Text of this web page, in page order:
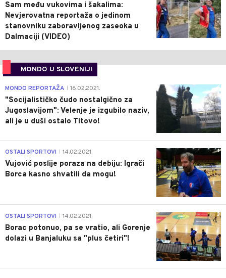
Sam među vukovima i šakalima:
Nevjerovatna reportaža o jedinom
stanovniku zaboravljenog zaseoka u
Dalmaciji (VIDEO)
MONDO U SLOVENIJI
4
MONDO REPORTAŽA 16.02.2021.
"Socijalističko čudo nostalgično za
Jugoslavijom": Velenje je izgubilo naziv,
ali je u duši ostalo Titovo!
1
OSTALI SPORTOVI 14.02.2021.
Vujović poslije poraza na debiju: Igrači
Borca kasno shvatili da mogu!
3
OSTALI SPORTOVI 14.02.2021.
Borac potonuo, pa se vratio, ali Gorenje
dolazi u Banjaluku sa "plus četiri"!